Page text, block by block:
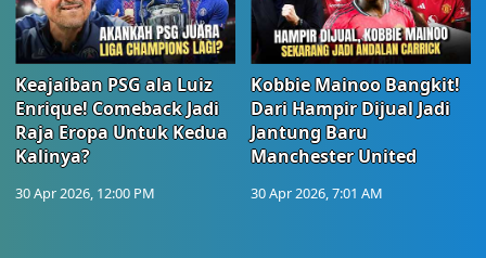
Keajaiban PSG ala Luiz
Enrique! Comeback Jadi
Raja Eropa Untuk Kedua
Kalinya?
30 Apr 2026, 12:00 PM
Kobbie Mainoo Bangkit!
Dari Hampir Dijual Jadi
Jantung Baru
Manchester United
30 Apr 2026, 7:01 AM